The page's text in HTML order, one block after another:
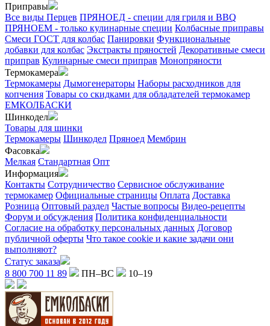
Приправы
Все виды Перцев ПРЯНОЕД - специи для гриля и BBQ
ПРЯНОЕМ - только кулинарные специи Колбасные приправы
Смеси ГОСТ для колбас Панировки Функциональные
добавки для колбас Экстракты пряностей Декоративные смеси
приправ Кулинарные смеси приправ Монопряности
Термокамера
Термокамеры Дымогенераторы Наборы расходников для
копчения Товары со скидками для обладателей термокамер
ЕМКОЛБАСКИ
Шинкодел
Товары для шинки
Термокамеры Шинкодел Пряноед Мембрин
Фасовка
Мелкая Стандартная Опт
Информация
Контакты Сотрудничество Сервисное обслуживание
термокамер Официальные страницы Оплата Доставка
Розница Оптовый раздел Частые вопросы Видео-рецепты
Форум и обсуждения Политика конфиденциальности
Согласие на обработку персональных данных Договор
публичной оферты Что такое cookie и какие задачи они
выполняют?
Статус заказа
8 800 700 11 89
ПН–ВС 10–19